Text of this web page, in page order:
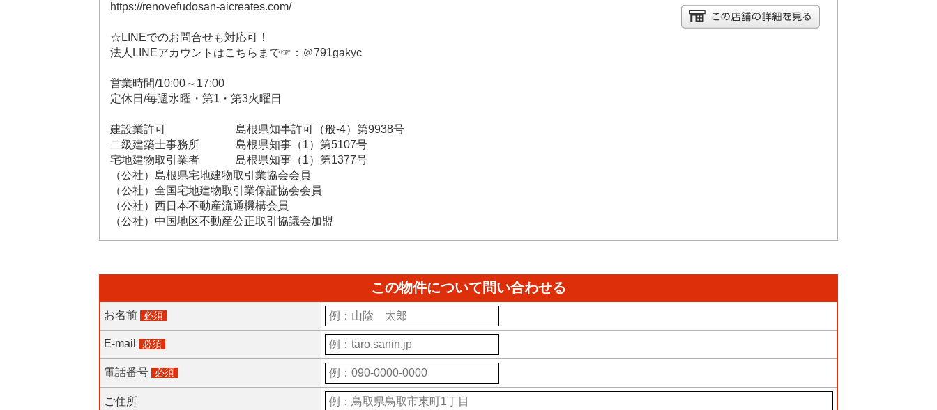
https://renovefudosan-aicreates.com/
☆LINEでのお問合せも対応可！
法人LINEアカウントはこちらまで☞：＠791gakyc
営業時間/10:00～17:00
定休日/毎週水曜・第1・第3火曜日
建設業許可 島根県知事許可（般-4）第9938号
二級建築士事務所 島根県知事（1）第5107号
宅地建物取引業者 島根県知事（1）第1377号
（公社）島根県宅地建物取引業協会会員
（公社）全国宅地建物取引業保証協会会員
（公社）西日本不動産流通機構会員
（公社）中国地区不動産公正取引協議会加盟